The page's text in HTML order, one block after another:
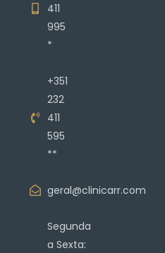
411
995
*
+351
232
411
595
**
geral@clinicarr.com
Segunda
a Sexta: